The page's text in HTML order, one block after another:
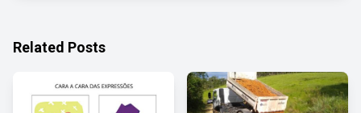
Related Posts